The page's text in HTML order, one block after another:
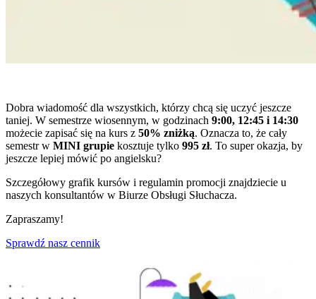
Dobra wiadomość dla wszystkich, którzy chcą się uczyć jeszcze
taniej. W semestrze wiosennym, w godzinach 9:00, 12:45 i 14:30
możecie zapisać się na kurs z 50% zniżką. Oznacza to, że cały
semestr w MINI grupie kosztuje tylko 995 zł. To super okazja, by
jeszcze lepiej mówić po angielsku?
Szczegółowy grafik kursów i regulamin promocji znajdziecie u
naszych konsultantów w Biurze Obsługi Słuchacza.
Zapraszamy!
Sprawdź nasz cennik